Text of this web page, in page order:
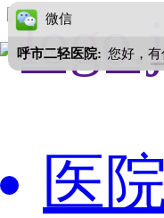
医
微信
呼市二轻医院: 您好，